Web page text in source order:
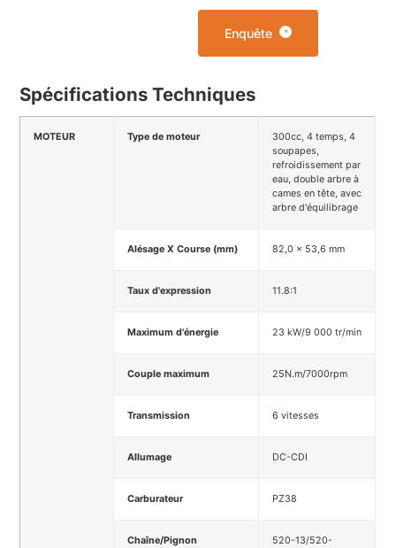
Enquête
Spécifications Techniques
MOTEUR Type de moteur
300cc, 4 temps, 4
soupapes,
refroidissement par
eau, double arbre à
cames en tête, avec
arbre d'équilibrage
Alésage X Course (mm) 82,0 × 53,6 mm
Taux d'expression 11.8:1
Maximum d'énergie 23 kW/9 000 tr/min
Couple maximum 25N.m/7000rpm
Transmission 6 vitesses
Allumage DC-CDI
Carburateur PZ38
Chaîne/Pignon
520-13/520-